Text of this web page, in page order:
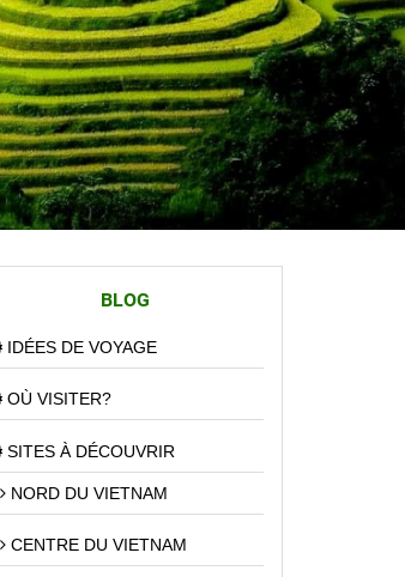
BLOG
IDÉES DE VOYAGE
OÙ VISITER?
SITES À DÉCOUVRIR
NORD DU VIETNAM
CENTRE DU VIETNAM